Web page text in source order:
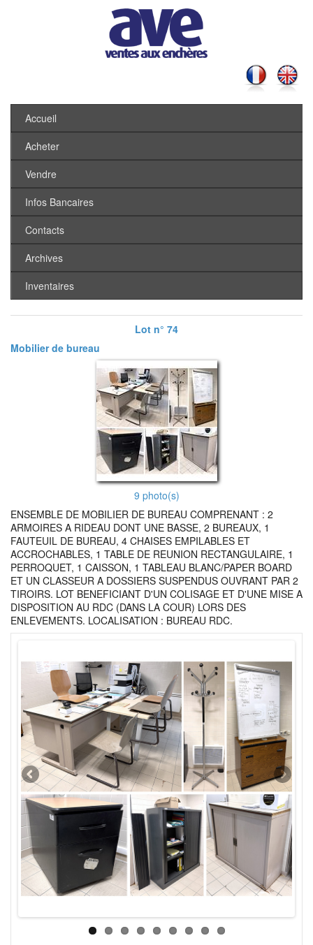
Accueil
Acheter
Vendre
Infos Bancaires
Contacts
Archives
Inventaires
Lot n° 74
Mobilier de bureau
9 photo(s)
ENSEMBLE DE MOBILIER DE BUREAU COMPRENANT : 2
ARMOIRES A RIDEAU DONT UNE BASSE, 2 BUREAUX, 1
FAUTEUIL DE BUREAU, 4 CHAISES EMPILABLES ET
ACCROCHABLES, 1 TABLE DE REUNION RECTANGULAIRE, 1
PERROQUET, 1 CAISSON, 1 TABLEAU BLANC/PAPER BOARD
ET UN CLASSEUR A DOSSIERS SUSPENDUS OUVRANT PAR 2
TIROIRS. LOT BENEFICIANT D'UN COLISAGE ET D'UNE MISE A
DISPOSITION AU RDC (DANS LA COUR) LORS DES
ENLEVEMENTS. LOCALISATION : BUREAU RDC.